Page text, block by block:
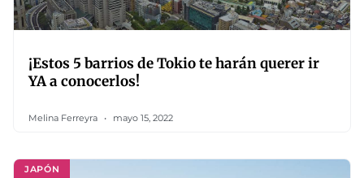
¡Estos 5 barrios de Tokio te harán querer ir
YA a conocerlos!
Melina Ferreyra mayo 15, 2022
JAPÓN